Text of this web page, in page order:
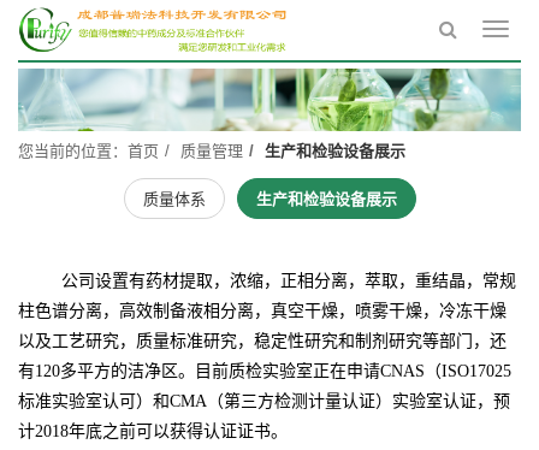
您当前的位置： 首页 质量管理 生产和检验设备展示
质量体系 生产和检验设备展示
公司设置有药材提取，浓缩，正相分离，萃取，重结晶，常规
柱色谱分离，高效制备液相分离，真空干燥，喷雾干燥，冷冻干燥
以及工艺研究，质量标准研究，稳定性研究和制剂研究等部门，还
有120多平方的洁净区。目前质检实验室正在申请CNAS（ISO17025
标准实验室认可）和CMA（第三方检测计量认证）实验室认证，预
计2018年底之前可以获得认证证书。